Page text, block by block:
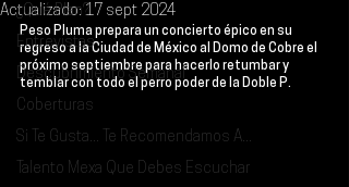
¿Qué Plan?
Entrevistas
Descubrimiento Semanal
Coberturas
Si Te Gusta... Te Recomendamos A...
Talento Mexa Que Debes Escuchar
Actualizado:17 sept 2024
Peso Pluma prepara un concierto épico en su
regreso a la Ciudad de México al Domo de Cobre el
próximo septiembre para hacerlo retumbar y
temblar con todo el perro poder de la Doble P.